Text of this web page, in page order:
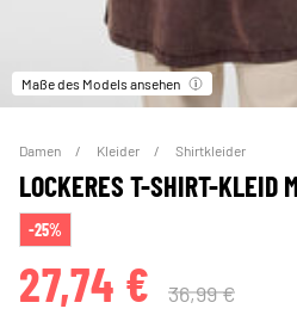
Maße des Models ansehen
Damen Kleider Shirtkleider
LOCKERES T-SHIRT-KLEID
-25%
27,74 € 36,99 €